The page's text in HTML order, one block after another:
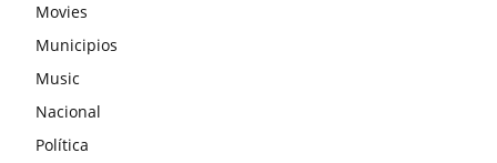
Movies
Municipios
Music
Nacional
Política